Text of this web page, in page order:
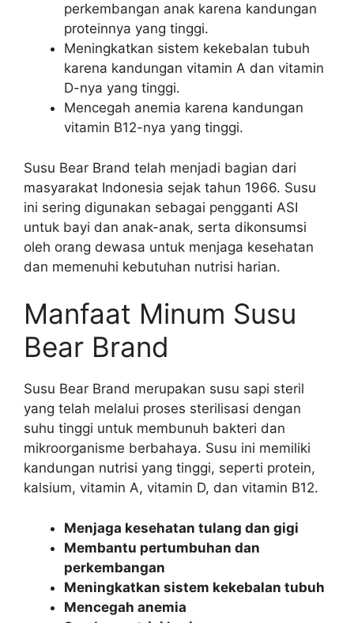
perkembangan anak karena kandungan
proteinnya yang tinggi.
Meningkatkan sistem kekebalan tubuh
karena kandungan vitamin A dan vitamin
D-nya yang tinggi.
Mencegah anemia karena kandungan
vitamin B12-nya yang tinggi.
Susu Bear Brand telah menjadi bagian dari
masyarakat Indonesia sejak tahun 1966. Susu
ini sering digunakan sebagai pengganti ASI
untuk bayi dan anak-anak, serta dikonsumsi
oleh orang dewasa untuk menjaga kesehatan
dan memenuhi kebutuhan nutrisi harian.
Manfaat Minum Susu
Bear Brand
Susu Bear Brand merupakan susu sapi steril
yang telah melalui proses sterilisasi dengan
suhu tinggi untuk membunuh bakteri dan
mikroorganisme berbahaya. Susu ini memiliki
kandungan nutrisi yang tinggi, seperti protein,
kalsium, vitamin A, vitamin D, dan vitamin B12.
Menjaga kesehatan tulang dan gigi
Membantu pertumbuhan dan
perkembangan
Meningkatkan sistem kekebalan tubuh
Mencegah anemia